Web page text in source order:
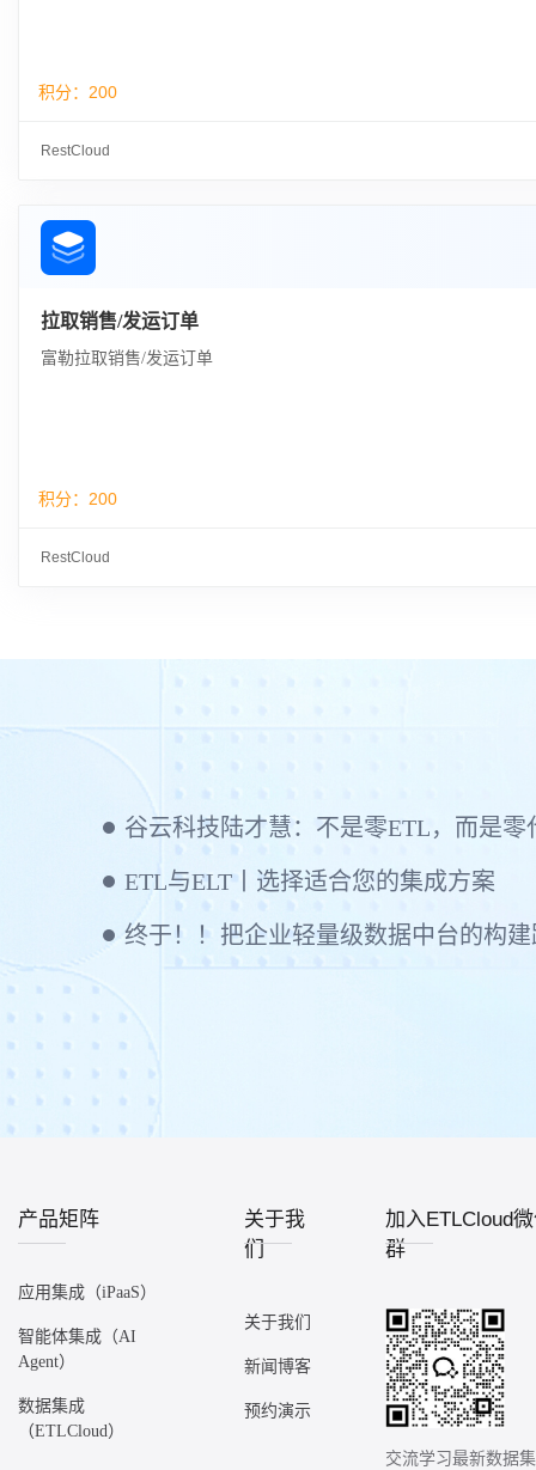
积分： 200
RestCloud
拉取销售/发运订单
富勒拉取销售/发运订单
积分： 200
RestCloud
ETL与ELT丨选择适合您的集成方案
终于！！把企业轻量级数据中台的构
产品矩阵
应用集成（iPaaS）
智能体集成（AI
Agent）
数据集成
（ETLCloud）
关于我
们
关于我们
新闻博客
预约演示
加入ETLCloud
群
交流学习最新数据